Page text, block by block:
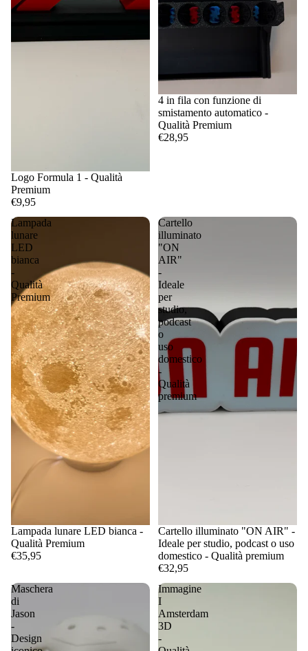
Logo Formula 1 - Qualità
Premium
€9,95
4 in fila con funzione di
smistamento automatico -
Qualità Premium
€28,95
Lampada
lunare
LED
bianca
-
Qualità
Premium
Lampada lunare LED bianca -
Qualità Premium
€35,95
Cartello
illuminato
"ON
AIR"
-
Ideale
per
studio,
podcast
o
uso
domestico
-
Qualità
premium
Cartello illuminato "ON AIR" -
Ideale per studio, podcast o uso
domestico - Qualità premium
€32,95
Maschera
di
Jason
-
Design
Immagine
I
Amsterdam
3D
-